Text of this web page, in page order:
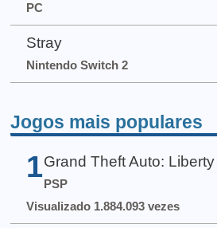
PC
Stray
Nintendo Switch 2
Jogos mais populares
1 Grand Theft Auto:
PSP
Visualizado 1.884.093 vezes